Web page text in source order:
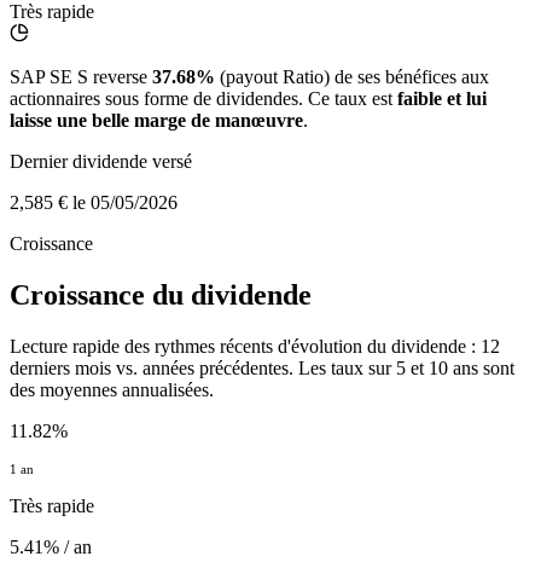
Très rapide
SAP SE S reverse 37.68% (payout Ratio) de ses bénéfices aux
actionnaires sous forme de dividendes. Ce taux est faible et lui
laisse une belle marge de manœuvre.
Dernier dividende versé
2,585 € le 05/05/2026
Croissance
Croissance du dividende
Lecture rapide des rythmes récents d'évolution du dividende : 12
derniers mois vs. années précédentes. Les taux sur 5 et 10 ans sont
des moyennes annualisées.
11.82%
1 an
Très rapide
5.41% / an